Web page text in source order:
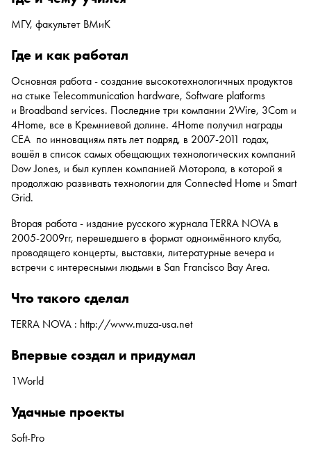
МГУ, факультет ВМиК
где и как работал
Основная работа - создание высокотехнологичных продуктов
на стыке Telecommunication hardware, Software platforms
и Broadband services. Последние три компании 2Wire, 3Com и
4Home, все в Кремниевой долине. 4Home получил награды
CEA по инновациям пять лет подряд, в 2007-2011 годах,
вошёл в список самых обещающих технологических компаний
Dow Jones, и был куплен компанией Моторола, в которой я
продолжаю развивать технологии для Connected Home и Smart
Grid.
Вторая работа - издание русского журнала TERRA NOVA в
2005-2009гг, перешедшего в формат одноимённого клуба,
проводящего концерты, выставки, литературные вечера и
встречи с интересными людьми в San Francisco Bay Area.
что такого сделал
TERRA NOVA : http://www.muza-usa.net
впервые создал и придумал
1World
удачные проекты
Soft-Pro